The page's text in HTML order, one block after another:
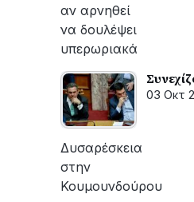
αν αρνηθεί
να δουλέψει
υπερωριακά
03 Οκτ
Δυσαρέσκεια
στην
Κουμουνδούρου